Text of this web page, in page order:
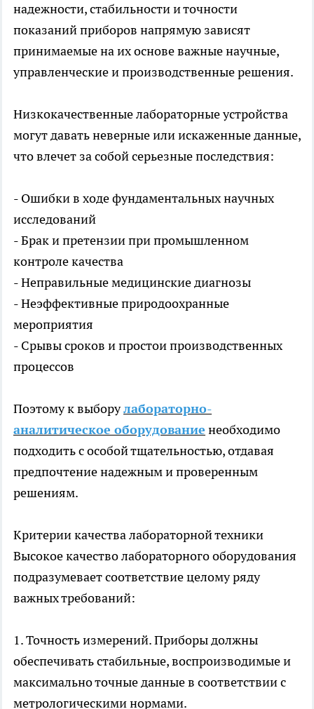
надежности, стабильности и точности
показаний приборов напрямую зависят
принимаемые на их основе важные научные,
управленческие и производственные решения.
Низкокачественные лабораторные устройства
могут давать неверные или искаженные данные,
что влечет за собой серьезные последствия:
- Ошибки в ходе фундаментальных научных
исследований
- Брак и претензии при промышленном
контроле качества
- Неправильные медицинские диагнозы
- Неэффективные природоохранные
мероприятия
- Срывы сроков и простои производственных
процессов
Поэтому к выборулабораторно-
аналитическое оборудование необходимо
подходить с особой тщательностью, отдавая
предпочтение надежным и проверенным
решениям.
Критерии качества лабораторной техники
Высокое качество лабораторного оборудования
подразумевает соответствие целому ряду
важных требований:
1. Точность измерений. Приборы должны
обеспечивать стабильные, воспроизводимые и
максимально точные данные в соответствии с
метрологическими нормами.